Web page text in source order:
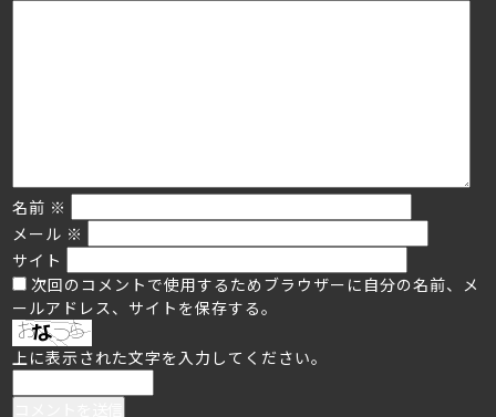
名前 ※
メール ※
サイト
次回のコメントで使用するためブラウザーに自分の名前、メ
ールアドレス、サイトを保存する。
上に表示された文字を入力してください。